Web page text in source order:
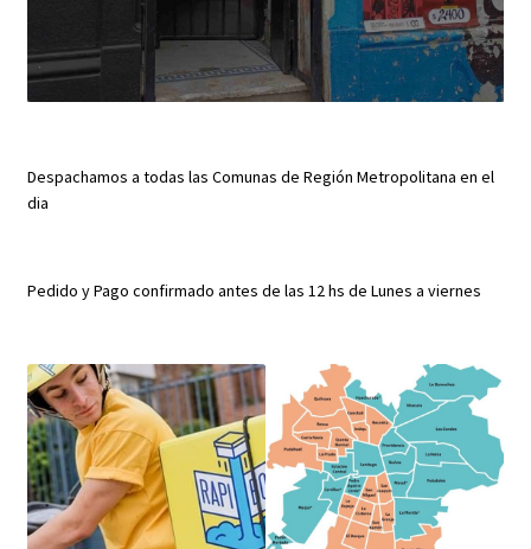
Despachamos a todas las Comunas de Región Metropolitana en el
dia
Pedido y Pago confirmado antes de las 12 hs de Lunes a viernes